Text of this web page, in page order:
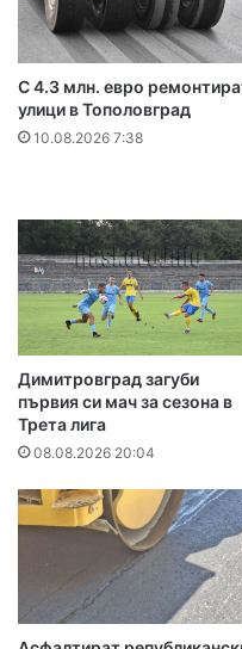
С 4.3 млн. евро
улици в Тополовград
10.08.2026 7:38
Димитровград загуби
първия си мач за сезона в
Трета лига
08.08.2026 20:04